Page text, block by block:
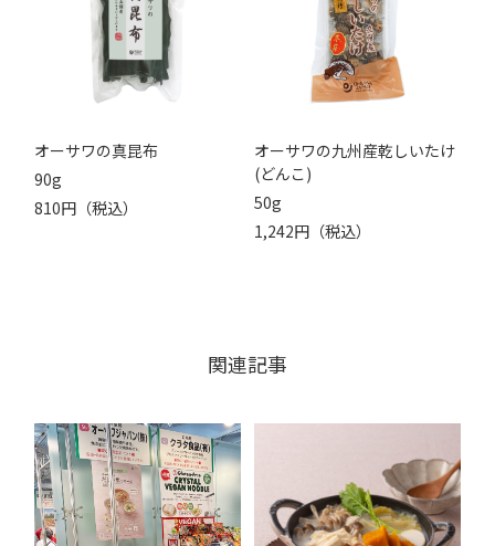
オーサワの真昆布
90g
810円（税込）
オーサワの九州産乾しいたけ
(どんこ)
50g
1,242円（税込）
関連記事